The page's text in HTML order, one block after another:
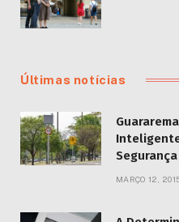
Últimas notícias
MARÇO 12,